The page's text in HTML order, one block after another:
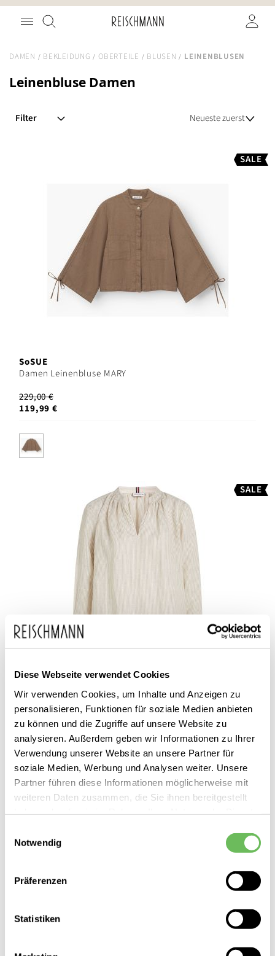
Diese Webseite verwendet Cookies
Wir verwenden Cookies, um Inhalte und Anzeigen zu
personalisieren, Funktionen für soziale Medien anbieten
zu können und die Zugriffe auf unsere Website zu
analysieren. Außerdem geben wir Informationen zu Ihrer
Verwendung unserer Website an unsere Partner für
soziale Medien, Werbung und Analysen weiter. Unsere
Partner führen diese Informationen möglicherweise mit
weiteren Daten zusammen, die Sie ihnen bereitgestellt
Notwendig
Präferenzen
Statistiken
Zum
Inhalt
Suche
DAMEN BEKLEIDUNG OBERTEILE BLUSEN LEINENBLUSEN
Leinenbluse Damen
SALE
SoSUE
Damen Leinenbluse MARY
229,00 €
119,99 €
SALE
Tommy Hilfiger
Damen Leinenbluse
119,90 €
59,99 €
Filter